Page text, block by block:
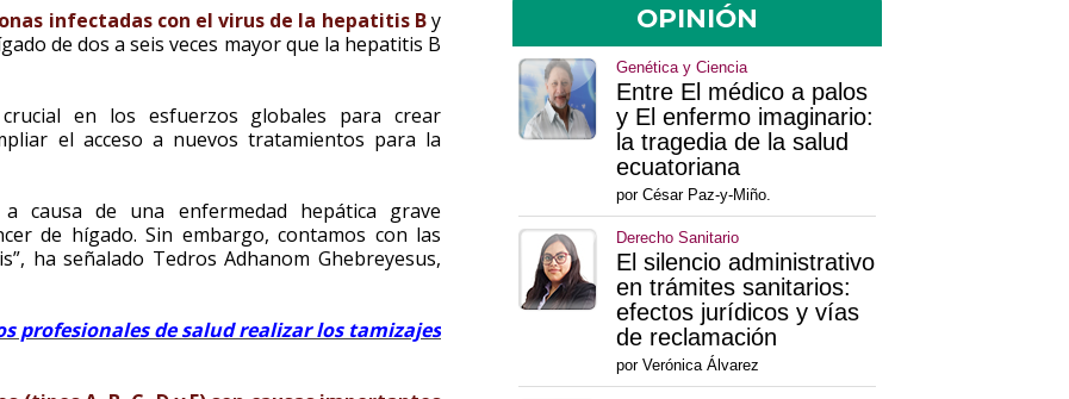
OPINIÓN
Genética y Ciencia
Entre El médico a palos
y El enfermo imaginario:
la tragedia de la salud
ecuatoriana
por César Paz-y-Miño.
Derecho Sanitario
El silencio administrativo
en trámites sanitarios:
efectos jurídicos y vías
de reclamación
por Verónica Álvarez
infectadas con el virus de la hepatitis By
de dos a seis veces mayor que la hepatitis B
en los esfuerzos globales para crear
el acceso a nuevos tratamientos para la
causa de una enfermedad hepática grave
de hígado. Sin embargo, contamos con las
ha señalado Tedros Adhanom Ghebreyesus,
profesionales de salud realizar los tamizajes